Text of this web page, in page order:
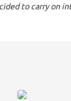
to carry on